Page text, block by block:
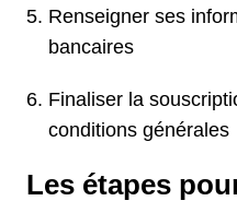
Renseigner ses
bancaires
Finaliser la
conditions générales
Les étapes